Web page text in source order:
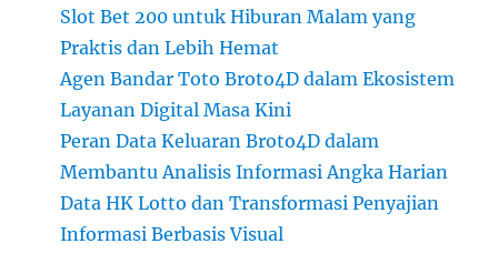
Slot Bet 200 untuk Hiburan Malam yang
Praktis dan Lebih Hemat
Agen Bandar Toto Broto4D dalam Ekosistem
Layanan Digital Masa Kini
Peran Data Keluaran Broto4D dalam
Membantu Analisis Informasi Angka Harian
Data HK Lotto dan Transformasi Penyajian
Informasi Berbasis Visual